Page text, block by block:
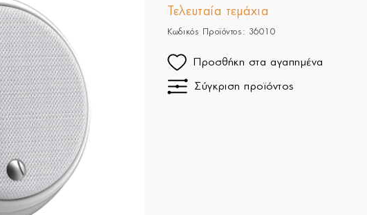
Τελευταία τεμάχια
Κωδικός Προϊόντος: 36010
Προσθήκη στα αγαπημένα
Σύγκριση προϊόντος